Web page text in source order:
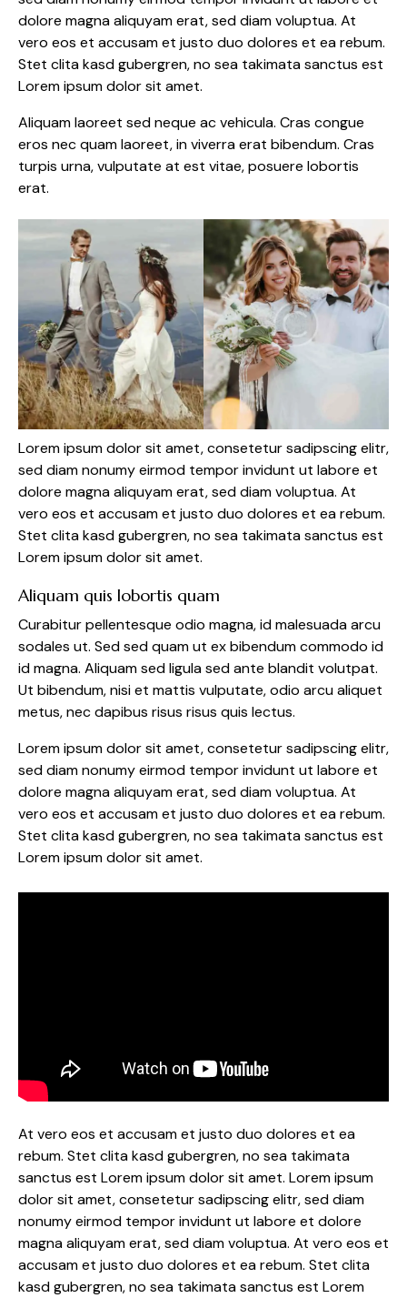
dolore magna aliquyam erat, sed diam voluptua. At
vero eos et accusam et justo duo dolores et ea rebum.
Stet clita kasd gubergren, no sea takimata sanctus est
Lorem ipsum dolor sit amet.
Aliquam laoreet sed neque ac vehicula. Cras congue
eros nec quam laoreet, in viverra erat bibendum. Cras
turpis urna, vulputate at est vitae, posuere lobortis
erat.
Lorem ipsum dolor sit amet, consetetur sadipscing elitr,
sed diam nonumy eirmod tempor invidunt ut labore et
dolore magna aliquyam erat, sed diam voluptua. At
vero eos et accusam et justo duo dolores et ea rebum.
Stet clita kasd gubergren, no sea takimata sanctus est
Lorem ipsum dolor sit amet.
Aliquam quis lobortis quam
Curabitur pellentesque odio magna, id malesuada arcu
sodales ut. Sed sed quam ut ex bibendum commodo id
id magna. Aliquam sed ligula sed ante blandit volutpat.
Ut bibendum, nisi et mattis vulputate, odio arcu aliquet
metus, nec dapibus risus risus quis lectus.
Lorem ipsum dolor sit amet, consetetur sadipscing elitr,
sed diam nonumy eirmod tempor invidunt ut labore et
dolore magna aliquyam erat, sed diam voluptua. At
vero eos et accusam et justo duo dolores et ea rebum.
Stet clita kasd gubergren, no sea takimata sanctus est
Lorem ipsum dolor sit amet.
At vero eos et accusam et justo duo dolores et ea
rebum. Stet clita kasd gubergren, no sea takimata
sanctus est Lorem ipsum dolor sit amet. Lorem ipsum
dolor sit amet, consetetur sadipscing elitr, sed diam
nonumy eirmod tempor invidunt ut labore et dolore
magna aliquyam erat, sed diam voluptua. At vero eos et
accusam et justo duo dolores et ea rebum. Stet clita
kasd gubergren, no sea takimata sanctus est Lorem